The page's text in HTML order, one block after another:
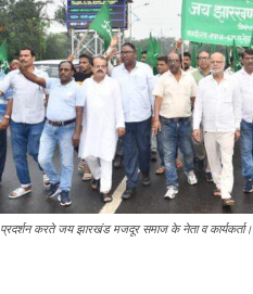
प्रदर्शन करते जय झारखंड मजदूर समाज के नेता व कार्यकर्ता।